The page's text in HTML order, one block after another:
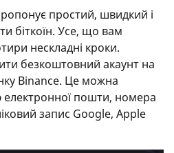
простий, швидкий і
біткоїн. Усе, що вам
нескладні кроки.
безкоштовний акаунт на
Binance. Це можна
пошти, номера
запис Google, Apple